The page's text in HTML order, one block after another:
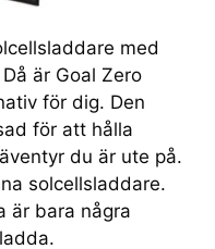
med
är Goal Zero
för dig. Den
för att hålla
du är ute på.
solcellsladdare.
är bara några